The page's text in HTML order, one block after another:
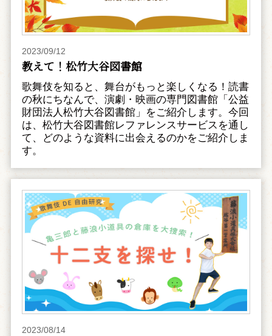
2023/09/12
教えて！松竹大谷図書館
歌舞伎を知ると、舞台がもっと楽しくなる！読書
の秋にちなんで、演劇・映画の専門図書館「公益
財団法人松竹大谷図書館」をご紹介します。今回
は、松竹大谷図書館レファレンスサービスを通し
て、どのような資料に出会えるのかをご紹介しま
す。
2023/08/14